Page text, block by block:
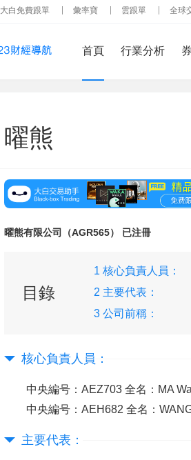
大白免費跟單 彙率寶 雲跟單 全球
首頁 行業分析
曜熊
曜熊有限公司（AGR565） 已注冊
目錄
1 核心負責人員：
2 主要代表：
3 公司前稱：
核心負責人員：
中央編号：AEZ703 全名：MA
中央編号：AEH682 全名：
主要代表：